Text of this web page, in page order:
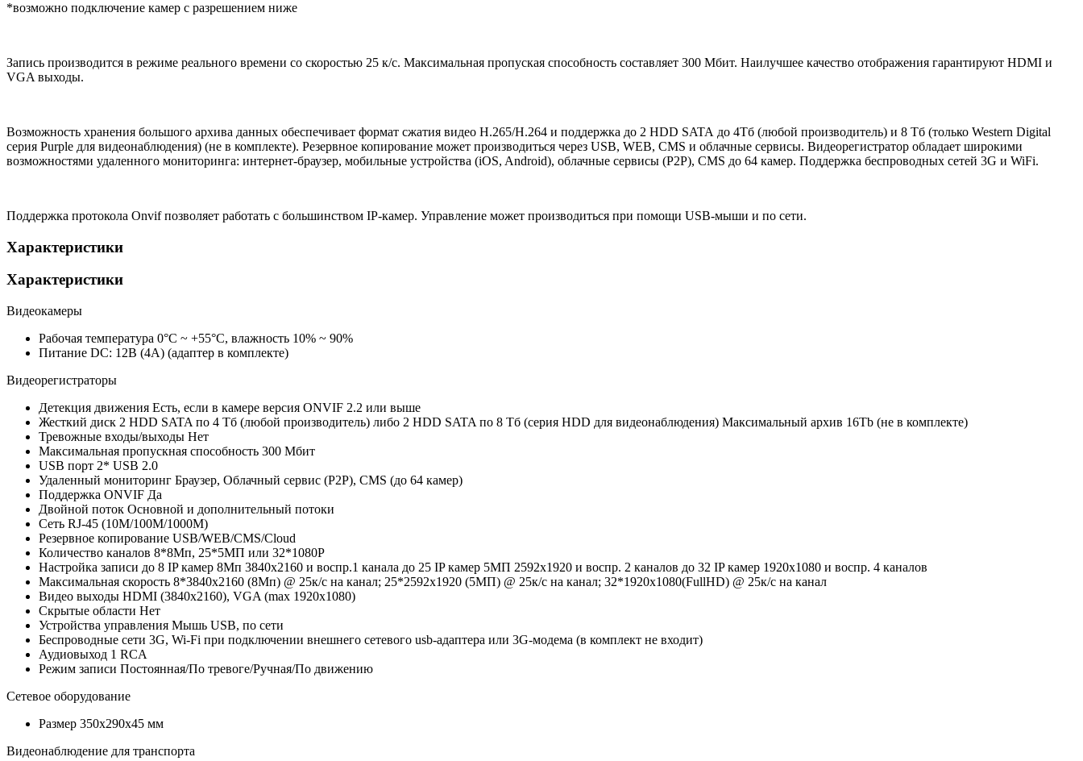
*возможно подключение камер с разрешением ниже
Запись производится в режиме реального времени со скоростью 25 к/с. Максимальная пропуская способность составляет 300 Мбит. Наилучшее качество отображения гарантируют HDMI и
VGA выходы.
Возможность хранения большого архива данных обеспечивает формат сжатия видео H.265/H.264 и поддержка до 2 HDD SATA до 4Тб (любой производитель) и 8 Тб (только Western Digital
серия Purple для видеонаблюдения) (не в комплекте). Резервное копирование может производиться через USB, WEB, CMS и облачные сервисы. Видеорегистратор обладает широкими
возможностями удаленного мониторинга: интернет-браузер, мобильные устройства (iOS, Android), облачные сервисы (P2P), CMS до 64 камер. Поддержка беспроводных сетей 3G и WiFi.
Поддержка протокола Onvif позволяет работать с большинством IP-камер. Управление может производиться при помощи USB-мыши и по сети.
Характеристики
Характеристики
Видеокамеры
Рабочая температура 0°С ~ +55°С, влажность 10% ~ 90%
Питание DC: 12В (4А) (адаптер в комплекте)
Видеорегистраторы
Детекция движения Есть, если в камере версия ONVIF 2.2 или выше
Жесткий диск 2 HDD SATA по 4 Тб (любой производитель) либо 2 HDD SATA по 8 Тб (серия HDD для видеонаблюдения) Максимальный архив 16Tb (не в комплекте)
Тревожные входы/выходы Нет
Максимальная пропускная способность 300 Мбит
USB порт 2* USB 2.0
Удаленный мониторинг Браузер, Облачный сервис (P2P), CMS (до 64 камер)
Поддержка ONVIF Да
Двойной поток Основной и дополнительный потоки
Сеть RJ-45 (10M/100M/1000М)
Резервное копирование USB/WEB/CMS/Cloud
Количество каналов 8*8Мп, 25*5МП или 32*1080P
Настройка записи до 8 IP камер 8Мп 3840х2160 и воспр.1 канала до 25 IP камер 5МП 2592х1920 и воспр. 2 каналов до 32 IP камер 1920х1080 и воспр. 4 каналов
Максимальная скорость 8*3840х2160 (8Мп) @ 25к/с на канал; 25*2592х1920 (5МП) @ 25к/с на канал; 32*1920x1080(FullHD) @ 25к/с на канал
Видео выходы HDMI (3840х2160), VGA (max 1920х1080)
Скрытые области Нет
Устройства управления Мышь USB, по сети
Беспроводные сети 3G, Wi-Fi при подключении внешнего сетевого usb-адаптера или 3G-модема (в комплект не входит)
Аудиовыход 1 RCA
Режим записи Постоянная/По тревоге/Ручная/По движению
Сетевое оборудование
Размер 350х290х45 мм
Видеонаблюдение для транспорта